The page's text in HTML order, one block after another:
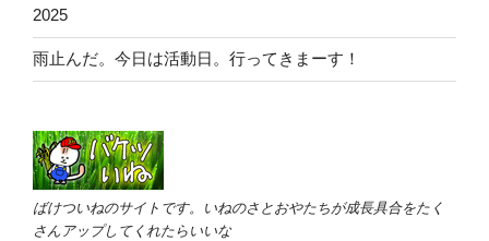
2025
雨止んだ。今日は活動日。行ってきまーす！
ばけついねのサイトです。いねのさとおやたちが成長具合をたく
さんアップしてくれたらいいな